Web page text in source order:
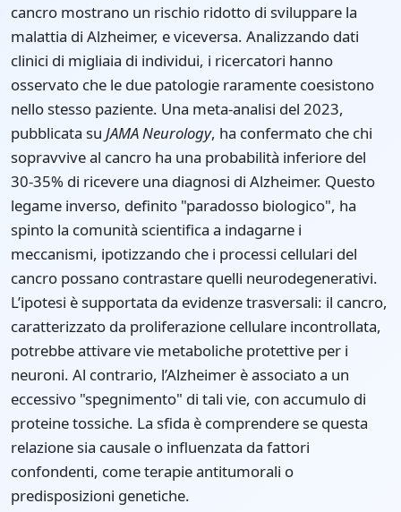
cancro mostrano un rischio ridotto di sviluppare la
malattia di Alzheimer, e viceversa. Analizzando dati
clinici di migliaia di individui, i ricercatori hanno
osservato che le due patologie raramente coesistono
nello stesso paziente. Una meta-analisi del 2023,
pubblicata su JAMA Neurology, ha confermato che chi
sopravvive al cancro ha una probabilità inferiore del
30-35% di ricevere una diagnosi di Alzheimer. Questo
legame inverso, definito "paradosso biologico", ha
spinto la comunità scientifica a indagarne i
meccanismi, ipotizzando che i processi cellulari del
cancro possano contrastare quelli neurodegenerativi.
L’ipotesi è supportata da evidenze trasversali: il cancro,
caratterizzato da proliferazione cellulare incontrollata,
potrebbe attivare vie metaboliche protettive per i
neuroni. Al contrario, l’Alzheimer è associato a un
eccessivo "spegnimento" di tali vie, con accumulo di
proteine tossiche. La sfida è comprendere se questa
relazione sia causale o influenzata da fattori
confondenti, come terapie antitumorali o
predisposizioni genetiche.